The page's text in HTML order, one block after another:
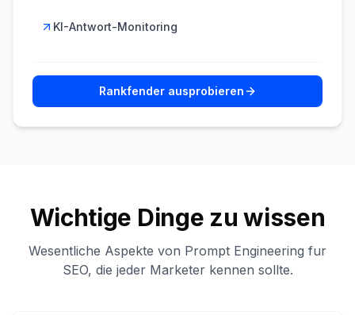
KI-Antwort-Monitoring
Rankfender ausprobieren
Wichtige Dinge zu wissen
Wesentliche Aspekte von Prompt Engineering fur
SEO, die jeder Marketer kennen sollte.